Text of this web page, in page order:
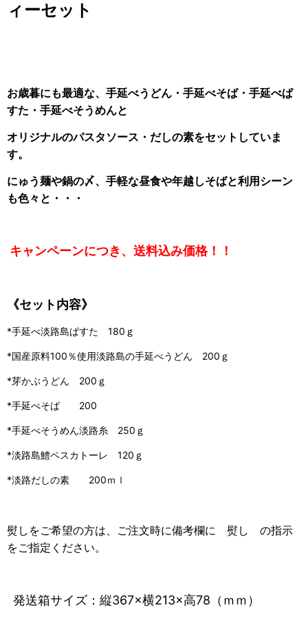
ィーセット
お歳暮にも最適な、手延べうどん・手延べそば・手延べぱ
すた・手延べそうめんと
オリジナルのパスタソース・だしの素をセットしていま
す。
にゅう麺や鍋の〆、手軽な昼食や年越しそばと利用シーン
も色々と・・・
キャンペーンにつき、送料込み価格！！
《セット内容》
*手延べ淡路島ぱすた 180ｇ
*国産原料100％使用淡路島の手延べうどん 200ｇ
*芽かぶうどん 200ｇ
*手延べそば 200
*手延べそうめん淡路糸 250ｇ
*淡路島鱧ペスカトーレ 120ｇ
*淡路だしの素 200ｍｌ
熨しをご希望の方は、 ご注文時に備考欄に 熨し の指示
をご指定ください。
発送箱サイズ：縦367×横213×高78（ｍｍ）